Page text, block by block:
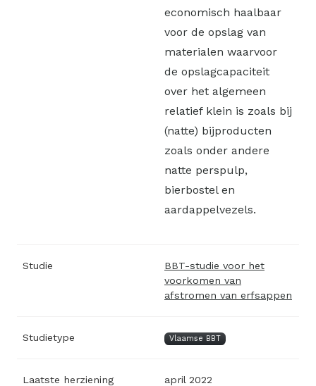
economisch haalbaar
voor de opslag van
materialen waarvoor
de opslagcapaciteit
over het algemeen
relatief klein is zoals bij
(natte) bijproducten
zoals onder andere
natte perspulp,
bierbostel en
aardappelvezels.
Studie
BBT-studie voor het
voorkomen van
afstromen van erfsappen
Studietype Vlaamse BBT
Laatste herziening
april 2022